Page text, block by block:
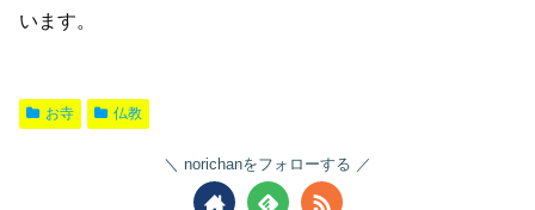
います。
お寺 仏教
norichanをフォローする